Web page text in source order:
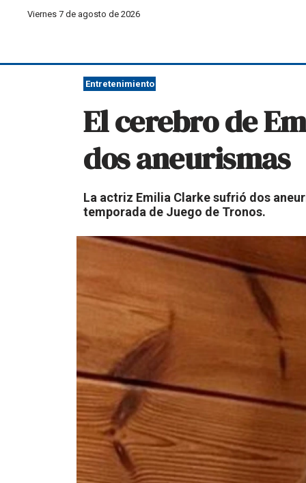
Viernes 7 de agosto de 2026
Entretenimiento
El cerebro de
dos aneurismas
La actriz Emilia Clarke sufrió dos
temporada de Juego de Tronos.